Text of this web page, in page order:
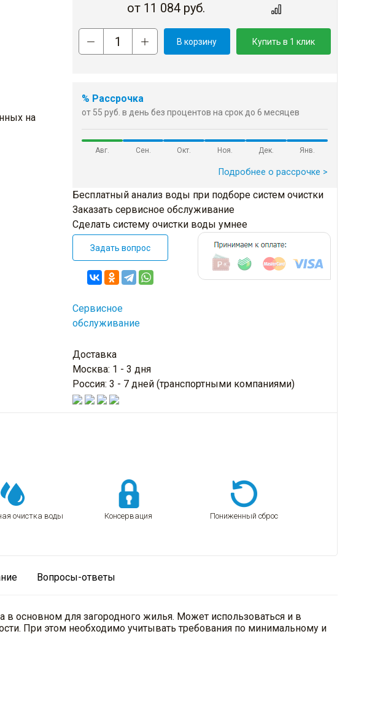
на
от 11 084 руб.
В корзину Купить в 1 клик
% Рассрочка
от 55 руб. в день без процентов на срок до 6 месяцев
Авг. Сен. Окт. Ноя. Дек. Янв.
Подробнее о рассрочке >
Бесплатный анализ воды при подборе систем очистки
Заказать сервисное обслуживание
Сделать систему очистки воды умнее
Задать вопрос
Сервисное
обслуживание
Доставка
Москва: 1 - 3 дня
Россия: 3 - 7 дней (транспортными компаниями)
очистка воды Консервация Пониженный сброс
Вопросы-ответы
в основном для загородного жилья. Может использоваться и в
При этом необходимо учитывать требования по минимальному и